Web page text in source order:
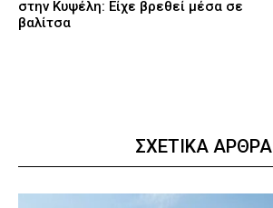
στην Κυψέλη: Είχε βρεθεί μέσα σε
βαλίτσα
ΣΧΕΤΙΚΑ ΑΡΘΡΑ